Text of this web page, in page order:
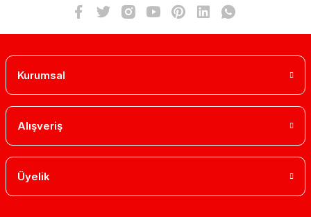
Kurumsal
Alışveriş
Üyelik